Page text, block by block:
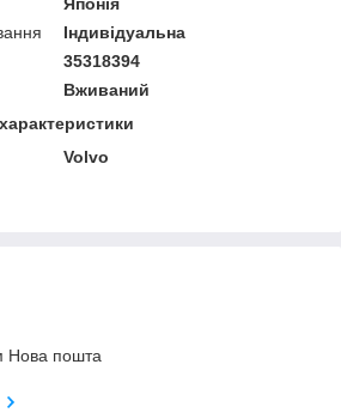
Індивідуальна
35318394
Вживаний
Volvo
Нова пошта